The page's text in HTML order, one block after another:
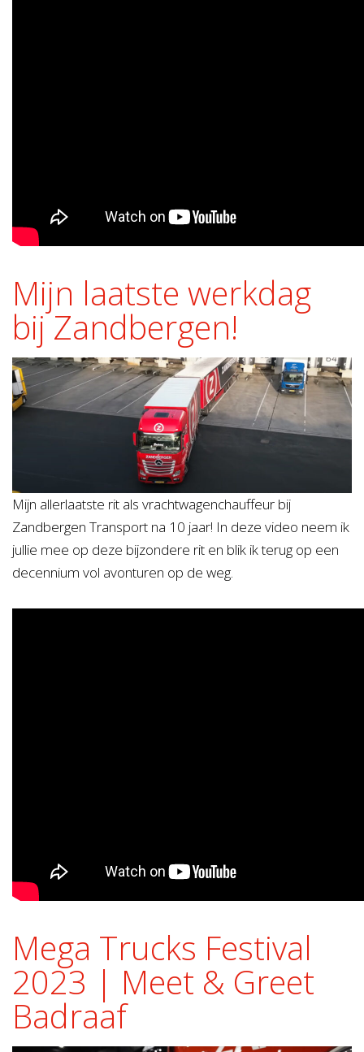
Mijn laatste werkdag
bij Zandbergen!
Mijn allerlaatste rit als vrachtwagenchauffeur bij
Zandbergen Transport na 10 jaar! In deze video neem ik
jullie mee op deze bijzondere rit en blik ik terug op een
decennium vol avonturen op de weg.
Mega Trucks Festival
2023 | Meet & Greet
Badraaf